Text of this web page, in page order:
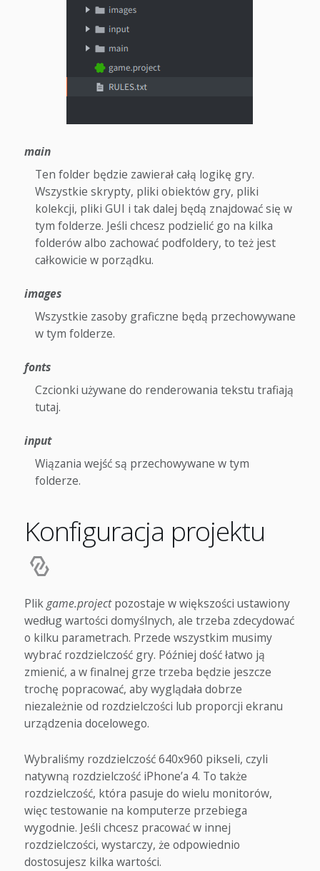
main
Ten folder będzie zawierał całą logikę gry.
Wszystkie skrypty, pliki obiektów gry, pliki
kolekcji, pliki GUI i tak dalej będą znajdować się w
tym folderze. Jeśli chcesz podzielić go na kilka
folderów albo zachować podfoldery, to też jest
całkowicie w porządku.
images
Wszystkie zasoby graficzne będą przechowywane
w tym folderze.
fonts
Czcionki używane do renderowania tekstu trafiają
tutaj.
input
Wiązania wejść są przechowywane w tym
folderze.
Konfiguracja projektu
Plikgame.projectpozostaje w większości ustawiony
według wartości domyślnych, ale trzeba zdecydować
o kilku parametrach. Przede wszystkim musimy
wybrać rozdzielczość gry. Później dość łatwo ją
zmienić, a w finalnej grze trzeba będzie jeszcze
trochę popracować, aby wyglądała dobrze
niezależnie od rozdzielczości lub proporcji ekranu
urządzenia docelowego.
Wybraliśmy rozdzielczość 640x960 pikseli, czyli
natywną rozdzielczość iPhone’a 4. To także
rozdzielczość, która pasuje do wielu monitorów,
więc testowanie na komputerze przebiega
wygodnie. Jeśli chcesz pracować w innej
rozdzielczości, wystarczy, że odpowiednio
dostosujesz kilka wartości.